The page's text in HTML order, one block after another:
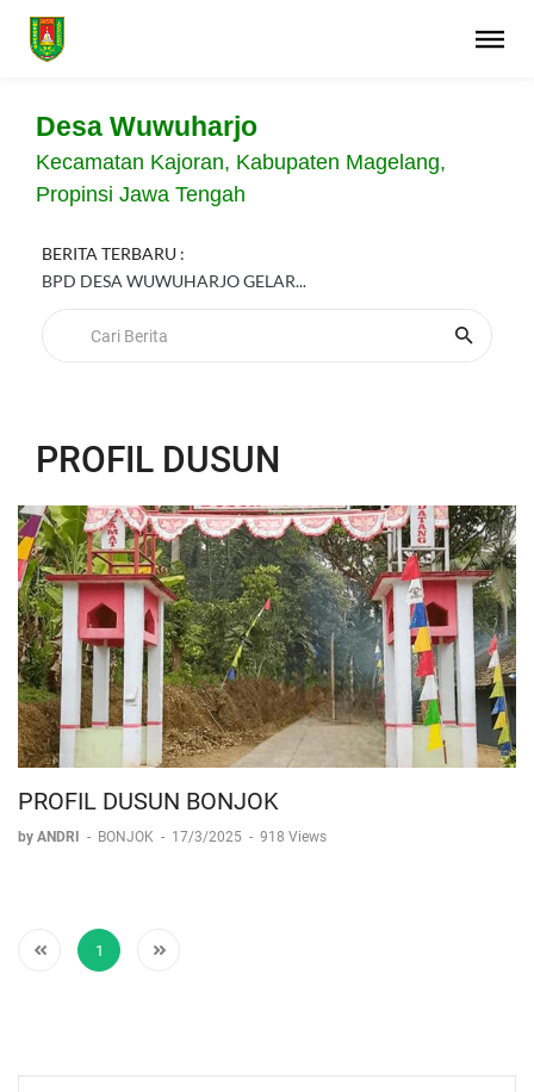
Desa Wuwuharjo
Kecamatan Kajoran, Kabupaten Magelang,
Propinsi Jawa Tengah
BERITA TERBARU :
BPD DESA WUWUHARJO GELAR...
PROFIL DUSUN
PROFIL DUSUN BONJOK
by ANDRI - BONJOK - 17/3/2025 - 918 Views
1